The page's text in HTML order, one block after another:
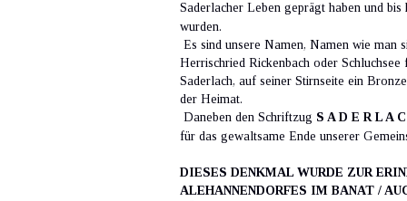
Saderlacher Leben geprägt haben und
wurden.
Es sind unsere Namen, Namen wie
Herrischried Rickenbach oder
Saderlach, auf seiner Stirnseite ein
der Heimat.
Daneben den Schriftzug S A D E R L A
für das gewaltsame Ende unserer
DIESES DENKMAL WURDE ZUR
ALEHANNENDORFES IM BANAT /